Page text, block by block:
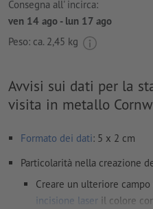
Consegna all' incirca:
ven 14 ago - lun 17 ago
Peso: ca. 2,45 kg
Avvisi sui dati per la
visita in metallo
Formato dei dati: 5 x 2 cm
Particolarità nella creazione
Creare un ulteriore campo
incisione laser il colore